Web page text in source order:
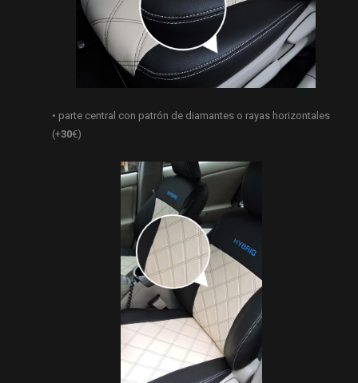
• parte central con patrón de diamantes o rayas horizontales
(+30€)